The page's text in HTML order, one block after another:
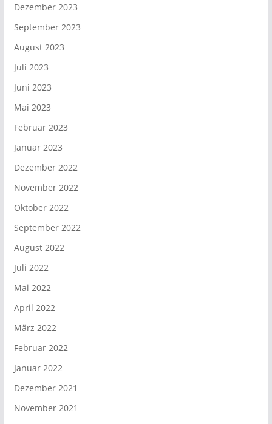
Dezember 2023
September 2023
August 2023
Juli 2023
Juni 2023
Mai 2023
Februar 2023
Januar 2023
Dezember 2022
November 2022
Oktober 2022
September 2022
August 2022
Juli 2022
Mai 2022
April 2022
März 2022
Februar 2022
Januar 2022
Dezember 2021
November 2021